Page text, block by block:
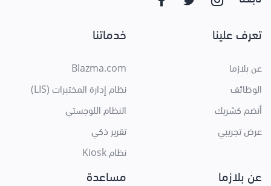
تعرف علينا
عن بلازما
الوظائف
أنضم كشريك
عرض تجريبي
خدماتنا
Blazma.com
نظام إدارة المختبرات (LIS)
النظام اللوجستي
تقرير ذكي
نظام Kiosk
عن بلازما مساعدة